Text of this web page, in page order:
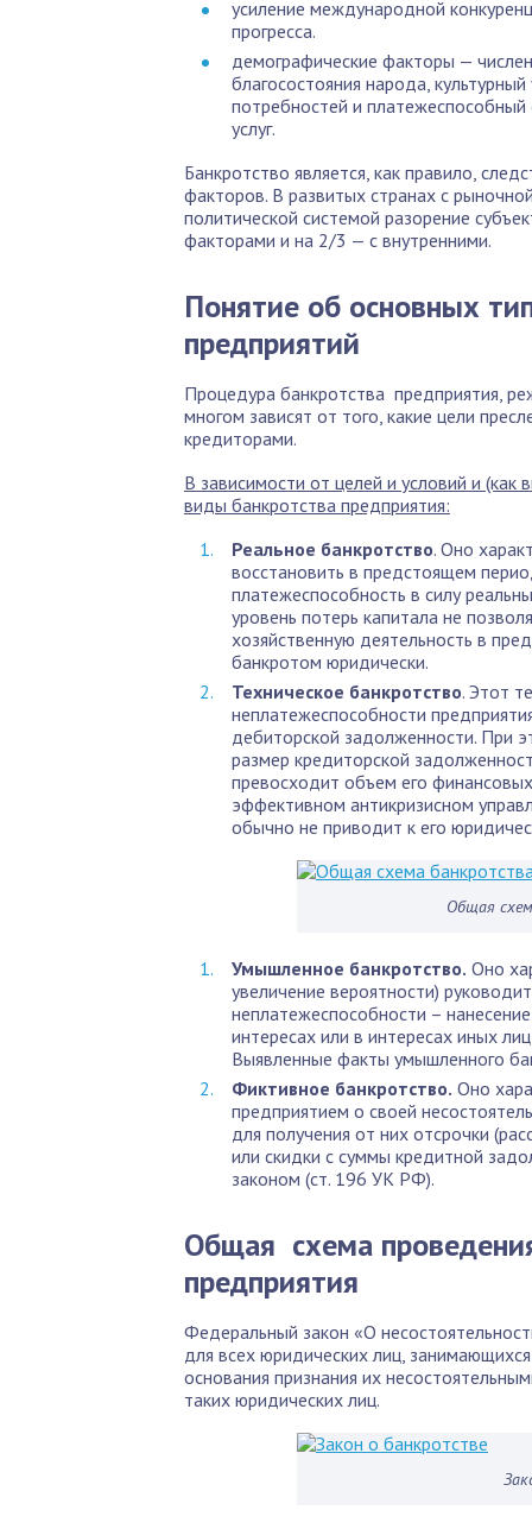
усиление международной
прогресса.
демографические факторы —
благосостояния народа,
потребностей и платежеспособный
услуг.
Банкротство является, как правило,
факторов. В развитых странах с
политической системой разорение
факторами и на 2/3 — с внутренними.
Понятие об основных
предприятий
Процедура банкротства предприятия,
многом зависят от того, какие цели
кредиторами.
В зависимости от целей и условий и
виды банкротства предприятия:
Реальное банкротство. Оно
восстановить в предстоящем
платежеспособность в силу
уровень потерь капитала не
хозяйственную деятельность в
банкротом юридически.
Техническое банкротство. Этот
неплатежеспособности
дебиторской задолженности. При
размер кредиторской
превосходит объем его
эффективном антикризисном
обычно не приводит к его
Общая
Умышленное банкротство. Оно
увеличение вероятности)
неплатежеспособности –
интересах или в интересах иных
Выявленные факты умышленного
Фиктивное банкротство. Оно
предприятием о своей
для получения от них отсрочки
или скидки с суммы кредитной
законом (ст. 196 УК РФ).
Общая схема
предприятия
Федеральный закон «О
для всех юридических лиц,
основания признания их
таких юридических лиц.